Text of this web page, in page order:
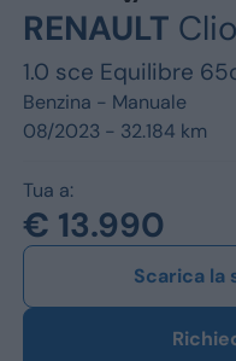
RENAULT Clio
1.0 sce Equilibre
Benzina - Manuale
08/2023 - 32.184 km
Tua a:
€ 13.990
Scarica la